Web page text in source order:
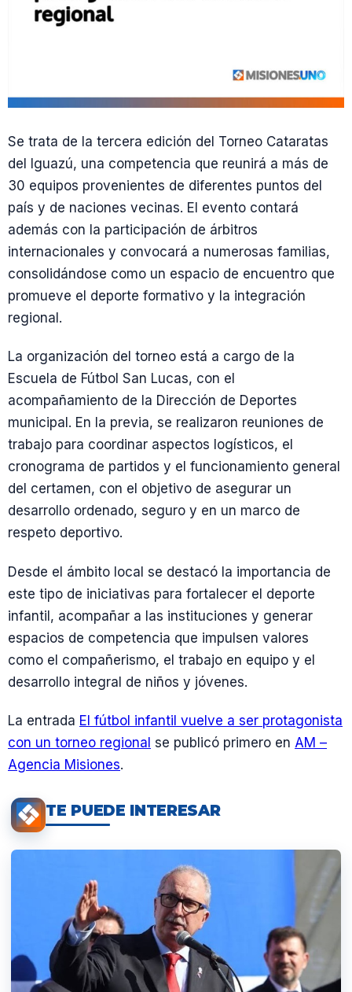
Se trata de la tercera edición del Torneo Cataratas
del Iguazú, una competencia que reunirá a más de
30 equipos provenientes de diferentes puntos del
país y de naciones vecinas. El evento contará
además con la participación de árbitros
internacionales y convocará a numerosas familias,
consolidándose como un espacio de encuentro que
promueve el deporte formativo y la integración
regional.
La organización del torneo está a cargo de la
Escuela de Fútbol San Lucas, con el
acompañamiento de la Dirección de Deportes
municipal. En la previa, se realizaron reuniones de
trabajo para coordinar aspectos logísticos, el
cronograma de partidos y el funcionamiento general
del certamen, con el objetivo de asegurar un
desarrollo ordenado, seguro y en un marco de
respeto deportivo.
Desde el ámbito local se destacó la importancia de
este tipo de iniciativas para fortalecer el deporte
infantil, acompañar a las instituciones y generar
espacios de competencia que impulsen valores
como el compañerismo, el trabajo en equipo y el
desarrollo integral de niños y jóvenes.
La entrada El fútbol infantil vuelve a ser protagonista
con un torneo regional se publicó primero en AM –
Agencia Misiones.
TE PUEDE INTERESAR